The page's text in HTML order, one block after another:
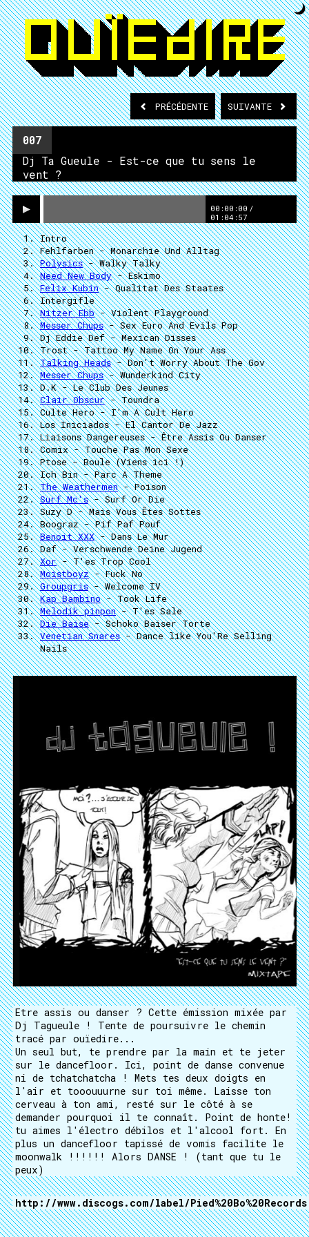
PRÉCÉDENTE SUIVANTE
007
Dj Ta Gueule - Est-ce que tu sens le
vent ?
00:00:00 /
01:04:57
Intro
Fehlfarben- Monarchie Und Alltag
Polysics- Walky Talky
Need New Body- Eskimo
Felix Kubin- Qualitat Des Staates
Intergifle
Nitzer Ebb- Violent Playground
Messer Chups- Sex Euro And Evils Pop
Dj Eddie Def- Mexican Disses
Trost- Tattoo My Name On Your Ass
Talking Heads- Don't Worry About The Gov
Messer Chups- Wunderkind City
D.K- Le Club Des Jeunes
Clair Obscur- Toundra
Culte Hero- I'm A Cult Hero
Los Iniciados- El Cantor De Jazz
Liaisons Dangereuses- Être Assis Ou Danser
Comix- Touche Pas Mon Sexe
Ptose- Boule (Viens ici !)
Ich Bin- Parc A Theme
The Weathermen- Poison
Surf Mc's- Surf Or Die
Suzy D- Mais Vous Êtes Sottes
Boograz- Pif Paf Pouf
Benoit XXX- Dans Le Mur
Daf- Verschwende Deine Jugend
Xor- T'es Trop Cool
Moistboyz- Fuck No
Groupgris- Welcome IV
Kap Bambino- Took Life
Melodik pinpon- T'es Sale
Die Baise- Schoko Baiser Torte
Venetian Snares- Dance like You'Re Selling
Nails
Etre assis ou danser ? Cette émission mixée par
Dj Tagueule ! Tente de poursuivre le chemin
tracé par ouïedire...
Un seul but, te prendre par la main et te jeter
sur le dancefloor. Ici, point de danse convenue
ni de tchatchatcha ! Mets tes deux doigts en
l'air et tooouuurne sur toi même. Laisse ton
cerveau à ton ami, resté sur le côté à se
demander pourquoi il te connaît. Point de honte!
tu aimes l'électro débilos et l'alcool fort. En
plus un dancefloor tapissé de vomis facilite le
moonwalk !!!!!! Alors DANSE ! (tant que tu le
peux)
http://www.discogs.com/label/Pied%20Bo%20Records